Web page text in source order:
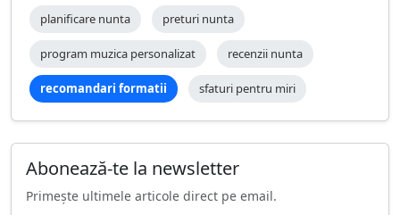
planificare nunta preturi nunta
program muzica personalizat recenzii nunta
recomandari formatii sfaturi pentru miri
Abonează-te la newsletter
Primește ultimele articole direct pe email.